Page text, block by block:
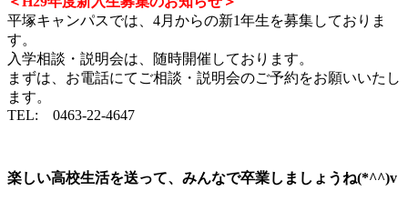
平塚キャンパスでは、4月からの新1年生を募集しておりま
す。
入学相談・説明会は、随時開催しております。
まずは、お電話にてご相談・説明会のご予約をお願いいたし
ます。
TEL: 0463-22-4647
楽しい高校生活を送って、みんなで卒業しましょうね(*^^)v